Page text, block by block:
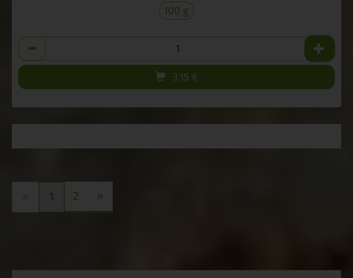
100 g
Anzahl
3,15 €
1 2 »